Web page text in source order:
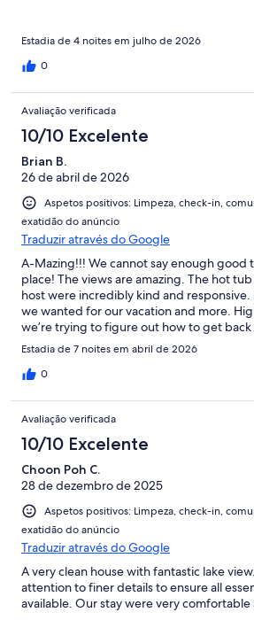
Estadia de 4 noites em julho de 2026
0
Avaliação verificada
10/10 Excelente
Brian B.
26 de abril de 2026
Aspetos positivos: Limpeza, check-in,
exatidão do anúncio
Traduzir através do Google
A-Mazing!!! We cannot say enough good
place! The views are amazing. The hot
host were incredibly kind and
we wanted for our vacation and more.
we’re trying to figure out how to get back
Estadia de 7 noites em abril de 2026
0
Avaliação verificada
10/10 Excelente
Choon Poh C.
28 de dezembro de 2025
Aspetos positivos: Limpeza, check-in,
exatidão do anúncio
Traduzir através do Google
A very clean house with fantastic lake
attention to finer details to ensure all
available. Our stay were very comfortable